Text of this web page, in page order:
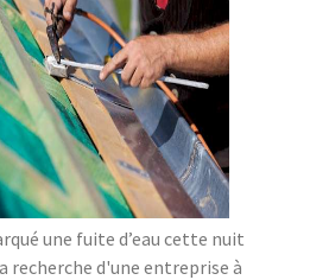
une fuite d’eau cette nuit
recherche d'une entreprise à